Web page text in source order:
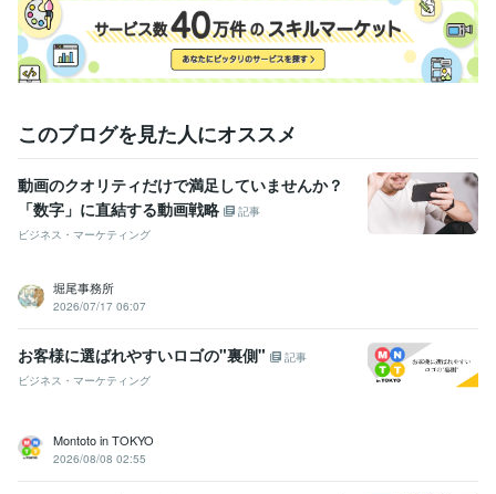
このブログを見た人にオススメ
動画のクオリティだけで満足していませんか？
「数字」に直結する動画戦略
記事
ビジネス・マーケティング
堀尾事務所
2026/07/17 06:07
お客様に選ばれやすいロゴの"裏側"
記事
ビジネス・マーケティング
Montoto in TOKYO
2026/08/08 02:55